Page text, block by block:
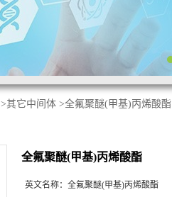
>其它中间体 >全氟聚醚(甲基)丙烯酸酯
全氟聚醚(甲基)丙烯酸酯
英文名称： 全氟聚醚(甲基)丙烯酸酯